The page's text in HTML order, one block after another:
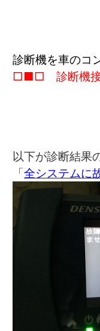
診断機を車のコ
□■□ 診断機
以下が診断結果
「全システムに